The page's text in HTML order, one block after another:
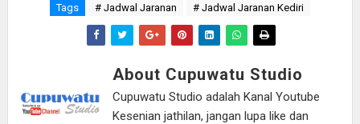
Tags # Jadwal Jaranan # Jadwal Jaranan Kediri
About Cupuwatu Studio
Cupuwatu Studio adalah Kanal Youtube
Kesenian jathilan, jangan lupa like dan